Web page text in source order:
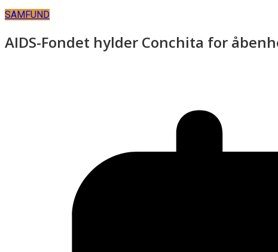
SAMFUND
AIDS-Fondet hylder Conchita for